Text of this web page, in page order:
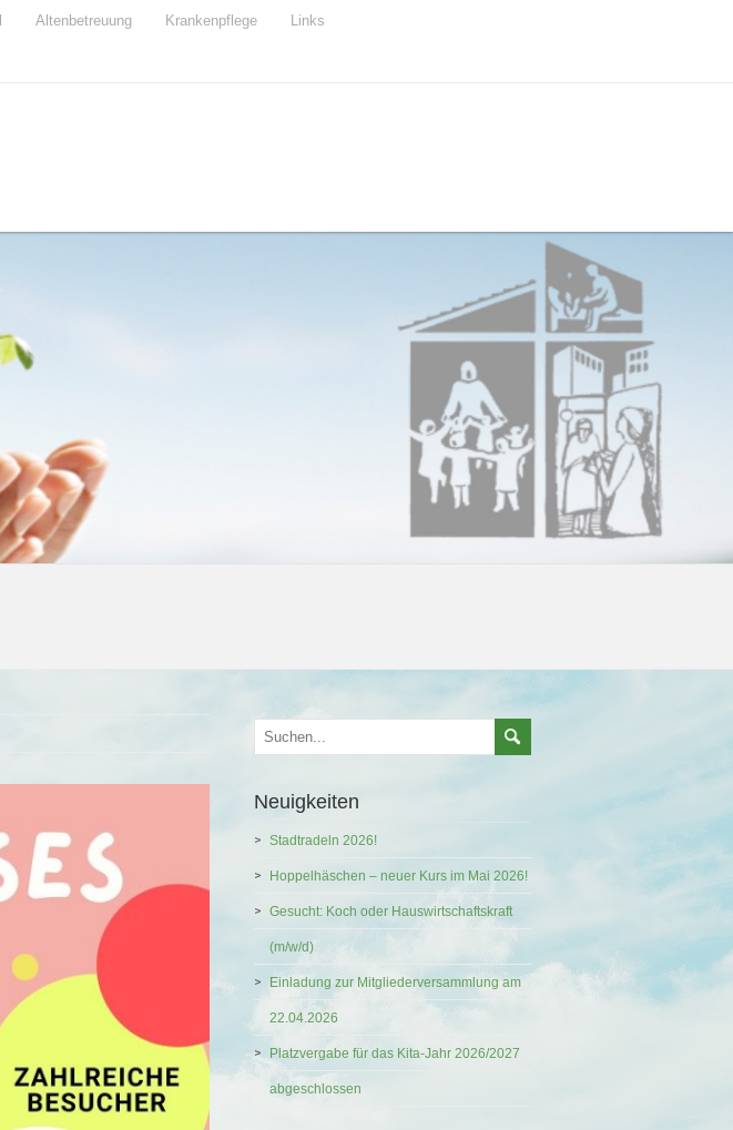
Altenbetreuung Krankenpflege Links
Neuigkeiten
Stadtradeln 2026!
Hoppelhäschen – neuer Kurs im Mai 2026!
Gesucht: Koch oder Hauswirtschaftskraft
(m/w/d)
Einladung zur Mitgliederversammlung am
22.04.2026
Platzvergabe für das Kita-Jahr 2026/2027
abgeschlossen